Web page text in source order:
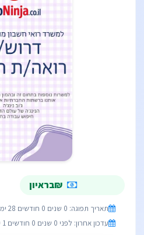
₪בראיון
תאריך תפוגה: 0 שנים 0 חודשים 28 ימים
עדכון אחרון: לפני 0 שנים 0 חודשים 1 ימים